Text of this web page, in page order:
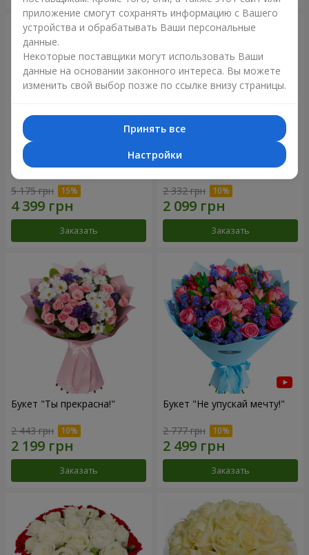
51 белая хризантема
5 175 грн
Заказать
Романтический букет
2 332 грн
Заказать
Букет "Ты прекрасна!"
2 443 грн
Заказать
Букет "Не упускай мечту!"
2 777 грн
Заказать
приложение смогут сохранять информацию с Вашего
устройства и обрабатывать Ваши персональные
данные.
Некоторые поставщики могут использовать Ваши
данные на основании законного интереса. Вы можете
изменить свой выбор позже по ссылке внизу страницы.
Принять все
Настройки